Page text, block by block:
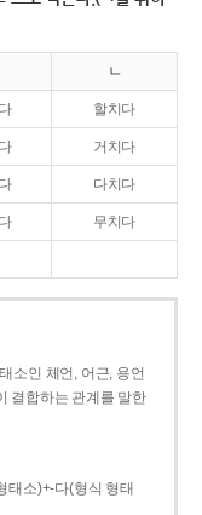
ㄴ
할치다
거치다
다치다
무치다
소인 체언, 어근, 용언
결합하는 관계를 말한
태소)+-다(형식 형태